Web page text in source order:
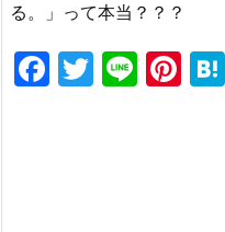
る。」って本当？？？
F
T
Li Pi